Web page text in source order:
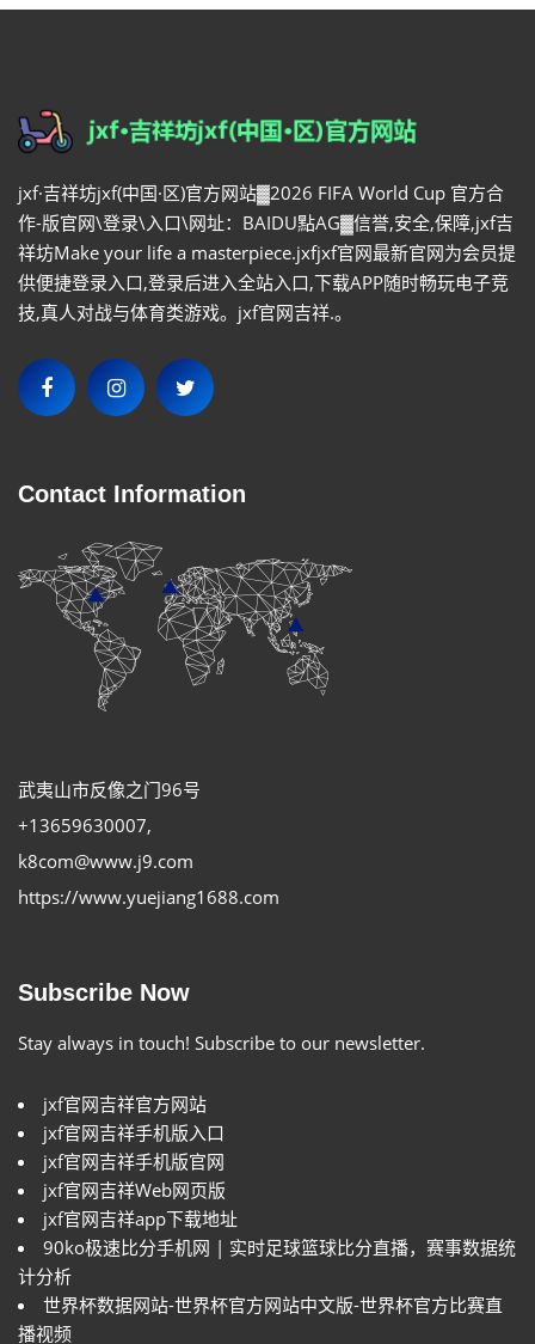
jxf·吉祥坊jxf(中国·区)官方网站▓2026 FIFA World Cup 官方合
作-版官网\登录\入口\网址：BAIDU點AG▓信誉,安全,保障,jxf吉
祥坊Make your life a masterpiece.jxfjxf官网最新官网为会员提
供便捷登录入口,登录后进入全站入口,下载APP随时畅玩电子竞
技,真人对战与体育类游戏。jxf官网吉祥.。
Contact Information
武夷山市反像之门96号
+13659630007,
k8com@www.j9.com
https://www.yuejiang1688.com
Subscribe Now
Stay always in touch! Subscribe to our newsletter.
jxf官网吉祥官方网站
jxf官网吉祥手机版入口
jxf官网吉祥手机版官网
jxf官网吉祥Web网页版
jxf官网吉祥app下载地址
90ko极速比分手机网 | 实时足球篮球比分直播，赛事数据统
计分析
世界杯数据网站-世界杯官方网站中文版-世界杯官方比赛直
播视频